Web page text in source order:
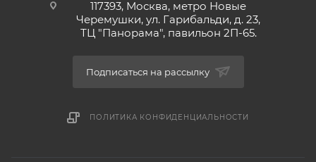
117393, Москва, метро Новые
Черемушки, ул. Гарибальди, д. 23,
ТЦ "Панорама", павильон 2П-65.
Подписаться на рассылку
ПОЛИТИКА КОНФИДЕНЦИАЛЬНОСТИ